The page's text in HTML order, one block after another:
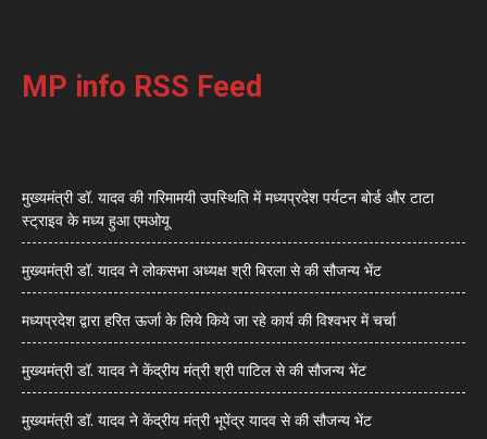
MP info RSS Feed
मुख्यमंत्री डॉ. यादव की गरिमामयी उपस्थिति में मध्यप्रदेश पर्यटन बोर्ड और टाटा
स्ट्राइव के मध्य हुआ एमओयू
मुख्यमंत्री डॉ. यादव ने लोकसभा अध्यक्ष श्री बिरला से की सौजन्य भेंट
मध्यप्रदेश द्वारा हरित ऊर्जा के लिये किये जा रहे कार्य की विश्वभर में चर्चा
मुख्यमंत्री डॉ. यादव ने केंद्रीय मंत्री श्री पाटिल से की सौजन्य भेंट
मुख्यमंत्री डॉ. यादव ने केंद्रीय मंत्री भूपेंद्र यादव से की सौजन्य भेंट